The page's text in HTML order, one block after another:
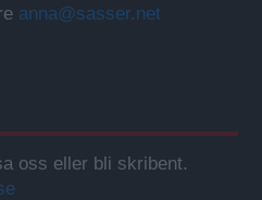
anna@sasser.net
oss eller bli skribent.